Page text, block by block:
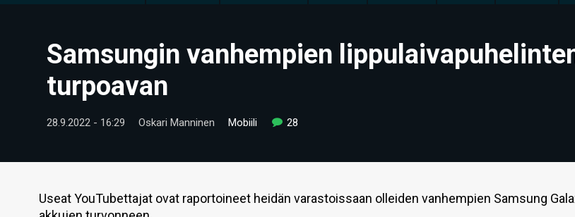
Samsungin vanhempien
turpoavan
28.9.2022 - 16:29 Oskari Manninen Mobiili 28
Useat YouTubettajat ovat raportoineet heidän varastoissaan olleiden vanhempien Samsung